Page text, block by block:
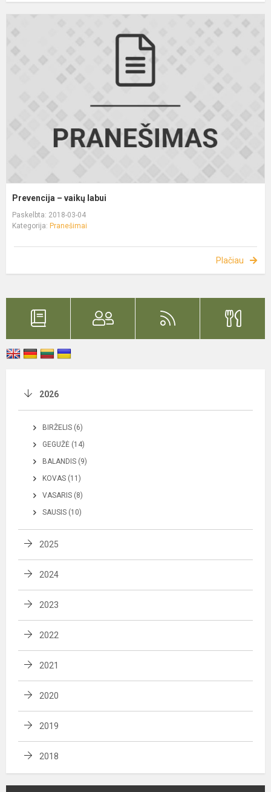
Prevencija – vaikų labui
Paskelbta: 2018-03-04
Kategorija: Pranešimai
Plačiau
2026
BIRŽELIS (6)
GEGUŽĖ (14)
BALANDIS (9)
KOVAS (11)
VASARIS (8)
SAUSIS (10)
2025
2024
2023
2022
2021
2020
2019
2018